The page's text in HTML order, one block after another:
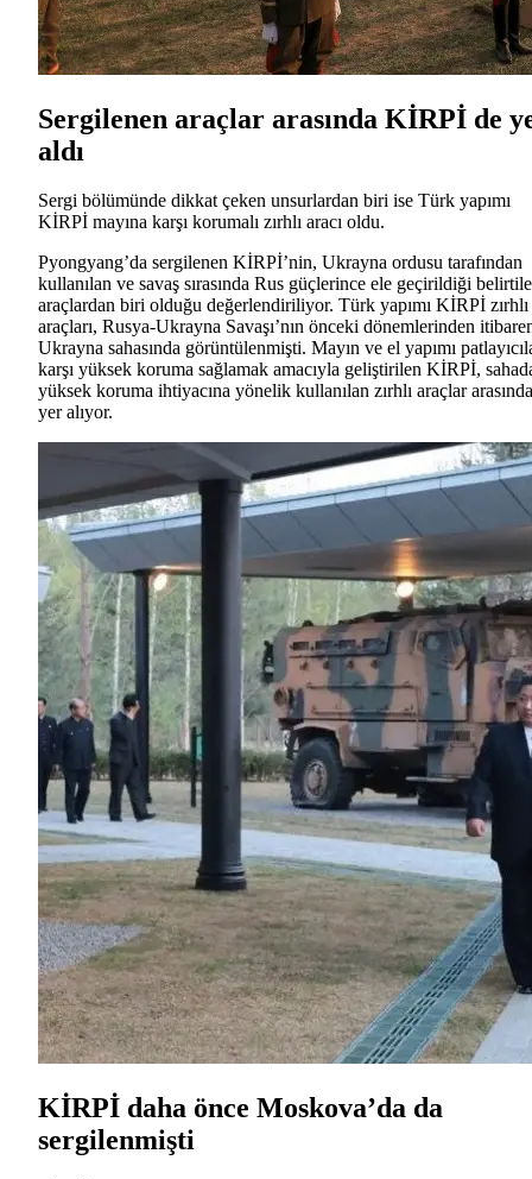
Sergilenen araçlar arasında KİRPİ de
aldı
Sergi bölümünde dikkat çeken unsurlardan biri ise Türk yapımı
KİRPİ mayına karşı korumalı zırhlı aracı oldu.
Pyongyang’da sergilenen KİRPİ’nin, Ukrayna ordusu tarafından
kullanılan ve savaş sırasında Rus güçlerince ele geçirildiği
araçlardan biri olduğu değerlendiriliyor. Türk yapımı KİRPİ zırhlı
araçları, Rusya-Ukrayna Savaşı’nın önceki dönemlerinden
Ukrayna sahasında görüntülenmişti. Mayın ve el yapımı
karşı yüksek koruma sağlamak amacıyla geliştirilen KİRPİ,
yüksek koruma ihtiyacına yönelik kullanılan zırhlı araçlar arasında
yer alıyor.
KİRPİ daha önce Moskova’da da
sergilenmişti